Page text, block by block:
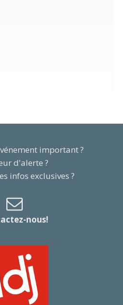
important ?
d'alerte ?
infos exclusives ?
nous!